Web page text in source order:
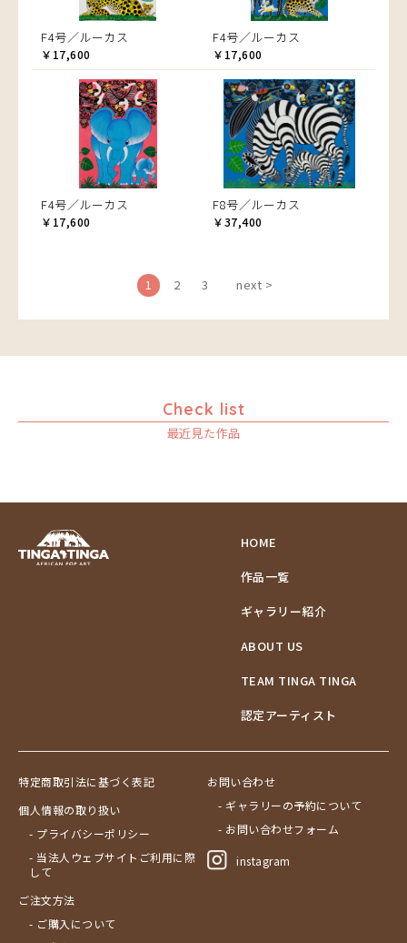
F4号／ルーカス
￥17,600
F4号／ルーカス
￥17,600
F4号／ルーカス
￥17,600
F8号／ルーカス
￥37,400
1 2 3 next >
Check list
最近見た作品
HOME
作品一覧
ギャラリー紹介
ABOUT US
TEAM TINGA TINGA
認定アーティスト
特定商取引法に基づく表記
個人情報の取り扱い
- プライバシーポリシー
- 当法人ウェブサイトご利用に際
して
ご注文方法
- ご購入について
お問い合わせ
- ギャラリーの予約について
- お問い合わせフォーム
instagram